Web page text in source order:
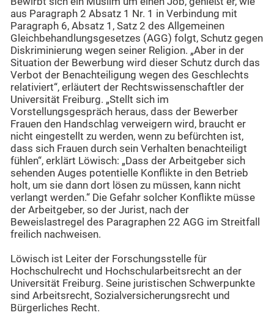
aus Paragraph 2 Absatz 1 Nr. 1 in Verbindung mit
Paragraph 6, Absatz 1, Satz 2 des Allgemeinen
Gleichbehandlungsgesetzes (AGG) folgt, Schutz gegen
Diskriminierung wegen seiner Religion. „Aber in der
Situation der Bewerbung wird dieser Schutz durch das
Verbot der Benachteiligung wegen des Geschlechts
relativiert“, erläutert der Rechtswissenschaftler der
Universität Freiburg. „Stellt sich im
Vorstellungsgespräch heraus, dass der Bewerber
Frauen den Handschlag verweigern wird, braucht er
nicht eingestellt zu werden, wenn zu befürchten ist,
dass sich Frauen durch sein Verhalten benachteiligt
fühlen“, erklärt Löwisch: „Dass der Arbeitgeber sich
sehenden Auges potentielle Konflikte in den Betrieb
holt, um sie dann dort lösen zu müssen, kann nicht
verlangt werden.“ Die Gefahr solcher Konflikte müsse
der Arbeitgeber, so der Jurist, nach der
Beweislastregel des Paragraphen 22 AGG im Streitfall
freilich nachweisen.
Löwisch ist Leiter der Forschungsstelle für
Hochschulrecht und Hochschularbeitsrecht an der
Universität Freiburg. Seine juristischen Schwerpunkte
sind Arbeitsrecht, Sozialversicherungsrecht und
Bürgerliches Recht.